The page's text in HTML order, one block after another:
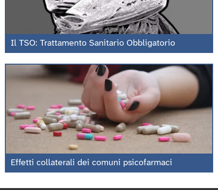
Il TSO: Trattamento Sanitario Obbligatorio
Effetti collaterali dei comuni psicofarmaci